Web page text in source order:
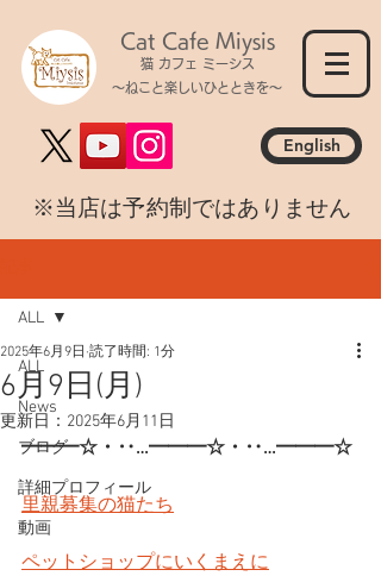
Cat Cafe Miysis
猫 カフェ ミーシス
～ねこと楽しいひとときを～
English
​※当店は予約制ではありません
ALL
News
ブログ
詳細プロフィール
動画
ALL
6月9日(月)
2025年6月9日 読了時間: 1分
更新日： 2025年6月11日
━━━☆・‥…━━━☆・‥…━━━☆
里親募集の猫たち
ペットショップにいくまえに